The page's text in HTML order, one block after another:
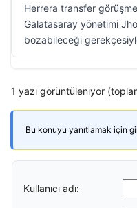
Herrera transfer
Galatasaray yönetimi
bozabileceği
1 yazı görüntüleniyor
Bu konuyu yanıtlamak için
Kullanıcı adı: